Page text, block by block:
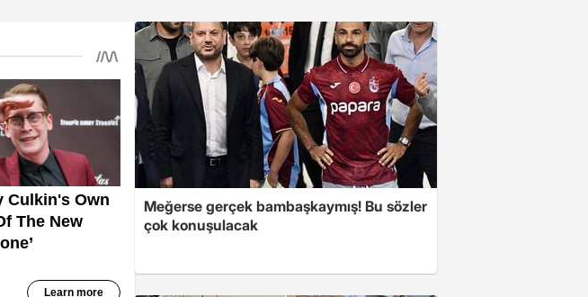
Meğerse gerçek bambaşkaymış! Bu sözler
çok konuşulacak